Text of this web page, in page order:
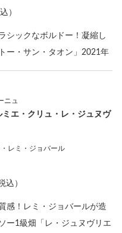
）
シックなボルドー！凝縮し
ー・サン・タオン」2021年
ニュ
ミエ・クリュ・レ・ジュヌヴ
・レミ・ジョバール
込）
感！レミ・ジョバールが造
ー1級畑「レ・ジュヌヴリエ